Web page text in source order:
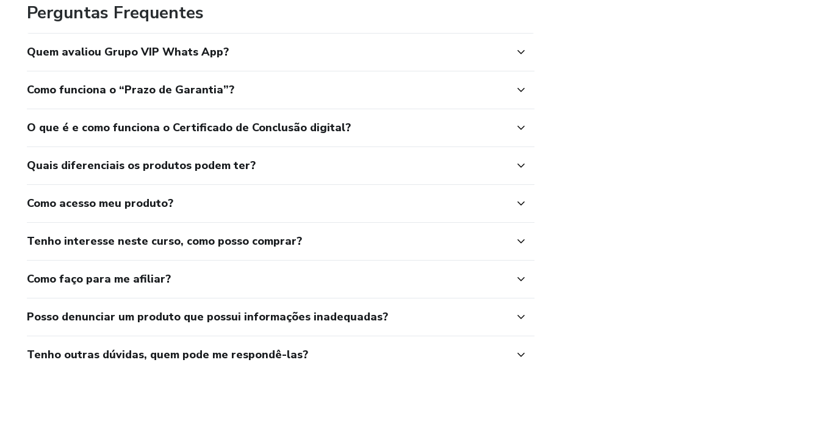
Perguntas Frequentes
Quem avaliou Grupo VIP Whats App?
Como funciona o “Prazo de Garantia”?
O que é e como funciona o Certificado de Conclusão digital?
Quais diferenciais os produtos podem ter?
Como acesso meu produto?
Tenho interesse neste curso, como posso comprar?
Como faço para me afiliar?
Posso denunciar um produto que possui informações inadequadas?
Tenho outras dúvidas, quem pode me respondê-las?